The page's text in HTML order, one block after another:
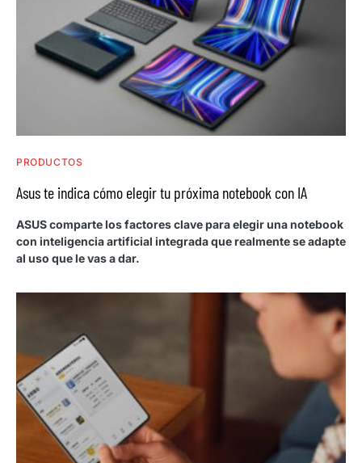
PRODUCTOS
Asus te indica cómo elegir tu próxima notebook con IA
ASUS comparte los factores clave para elegir una notebook
con inteligencia artificial integrada que realmente se adapte
al uso que le vas a dar.